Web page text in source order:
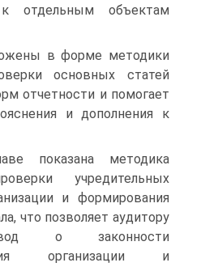
к отдельным объектам
в форме методики
основных статей
отчетности и помогает
и дополнения к
показана методика
учредительных
и формирования
что позволяет аудитору
о законности
организации и